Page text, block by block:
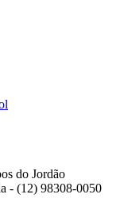
do Jordão
- (12) 98308-0050